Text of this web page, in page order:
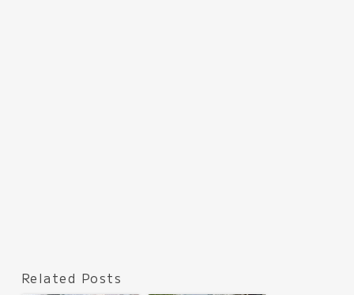
Related Posts